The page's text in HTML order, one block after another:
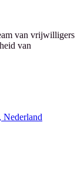
van vrijwilligers
van
Nederland